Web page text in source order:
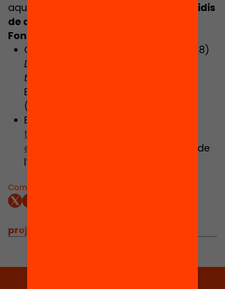
Comparteix:
aquesta infografia. Si t’agrada,
no t’oblidis
de compartir
Fonts
Caireta, Marina, Barbeito, Cécile (2018)
Diàleg controvertit, com abordar
temes socialment vius a l’aula
Bellaterra, Escola de Cultura de Pau.
(pendent de publicació)
Barbeito, Cécile (2017) “
tabús, o com fer de l’actualitat una
eina de debat crític i empàtic
”, Diari de
l’Educació.
projectes relacionats